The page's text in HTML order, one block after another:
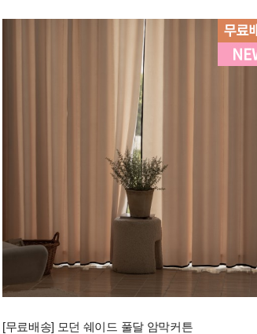
[무료배송] 모던 쉐이드 풀달 암막커튼